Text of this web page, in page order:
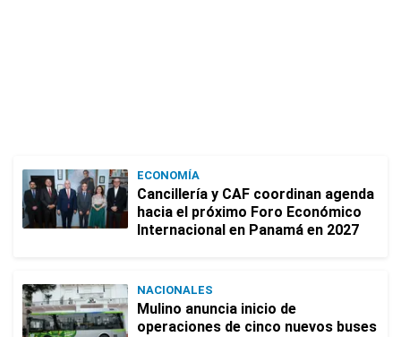
ECONOMÍA
Cancillería y CAF coordinan agenda
hacia el próximo Foro Económico
Internacional en Panamá en 2027
NACIONALES
Mulino anuncia inicio de
operaciones de cinco nuevos buses